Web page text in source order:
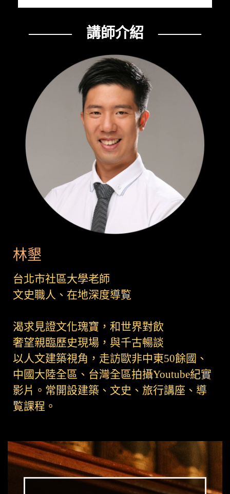
——— 講師介紹 ———
林墾
台北市社區大學老師
文史職人、在地深度導覧
渴求見證文化瑰寶，和世界對飲
奢望親臨歷史現場，與千古暢談
以人文建築視角，走訪歐非中東50餘國、
中國大陸全區、台灣全區拍攝Youtube紀實
影片。常開設建築、文史、旅行講座、導
覧課程。